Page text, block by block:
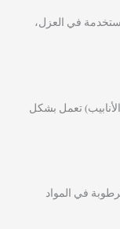
في العزل،
تعمل بشكل
في المواد